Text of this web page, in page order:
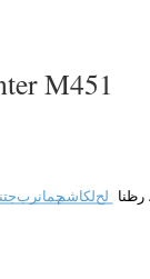
M451
رظنا لحلكاشمجمانرب